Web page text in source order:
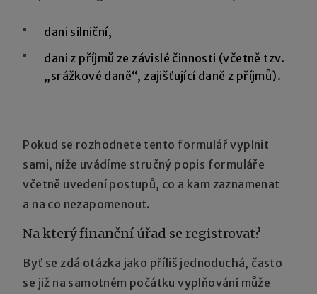
dani silniční,
dani z příjmů ze závislé činnosti (včetně tzv.
„srážkové daně“, zajišťující daně z příjmů).
Pokud se rozhodnete tento formulář vyplnit
sami, níže uvádíme stručný popis formuláře
včetně uvedení postupů, co a kam zaznamenat
a na co nezapomenout.
Na který finanční úřad se registrovat?
Byť se zdá otázka jako příliš jednoduchá, často
se již na samotném počátku vyplňování může